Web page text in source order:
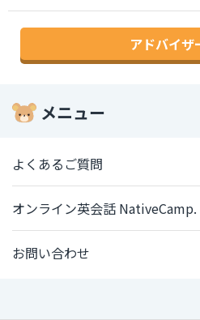
アドバイザ
メニュー
よくあるご質問
オンライン英会話 NativeCamp.
お問い合わせ